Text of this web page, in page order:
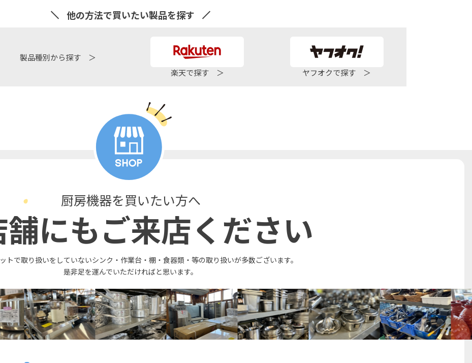
他の方法で買いたい製品を探す
製品種別から探す ＞
楽天で探す ＞
ヤフオクで探す ＞
厨房機器を買いたい方へ
にもご来店ください
トで取り扱いをしていないシンク・作業台・棚・食器類・等の取り扱いが多数ございます。
是非足を運んでいただければと思います。